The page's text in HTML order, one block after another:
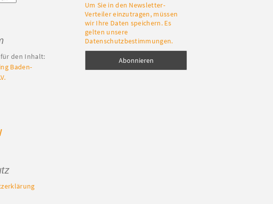
Um Sie in den Newsletter-
Verteiler einzutragen, müssen
wir Ihre Daten speichern. Es
gelten unsere
Datenschutzbestimmungen.
den Inhalt:
Baden-